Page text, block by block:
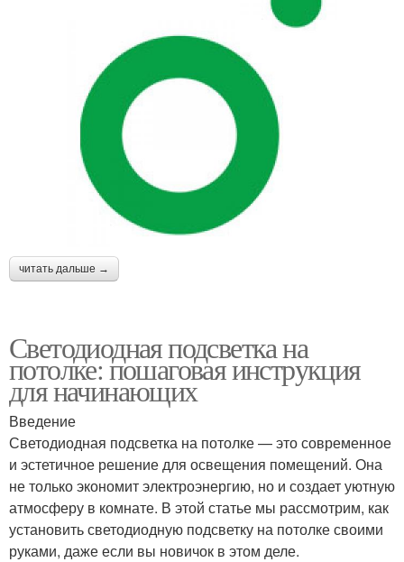
читать дальше →
Светодиодная подсветка на
потолке: пошаговая инструкция
для начинающих
Введение
Светодиодная подсветка на потолке — это современное
и эстетичное решение для освещения помещений. Она
не только экономит электроэнергию, но и создает уютную
атмосферу в комнате. В этой статье мы рассмотрим, как
установить светодиодную подсветку на потолке своими
руками, даже если вы новичок в этом деле.